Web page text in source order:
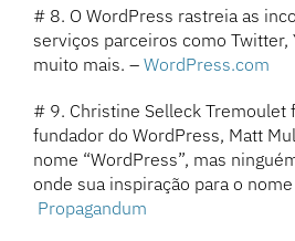
# 8. O WordPress rastreia as
serviços parceiros como Twitter,
muito mais. – WordPress.com
# 9. Christine Selleck Tremoulet
fundador do WordPress, Matt
nome “WordPress”, mas
onde sua inspiração para o
Propagandum